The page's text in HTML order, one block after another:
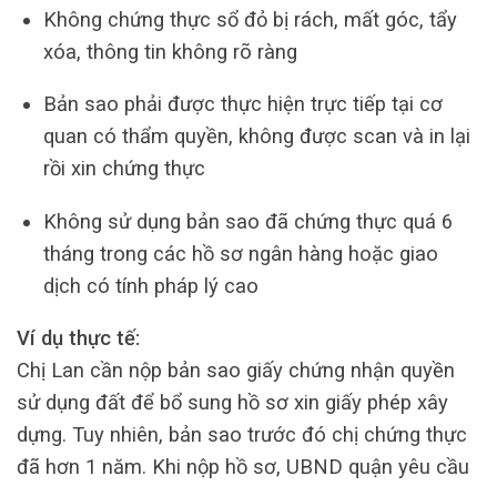
Không chứng thực sổ đỏ bị rách, mất góc, tẩy
xóa, thông tin không rõ ràng
Bản sao phải được thực hiện trực tiếp tại cơ
quan có thẩm quyền, không được scan và in lại
rồi xin chứng thực
Không sử dụng bản sao đã chứng thực quá 6
tháng trong các hồ sơ ngân hàng hoặc giao
dịch có tính pháp lý cao
Ví dụ thực tế:
Chị Lan cần nộp bản sao giấy chứng nhận quyền
sử dụng đất để bổ sung hồ sơ xin giấy phép xây
dựng. Tuy nhiên, bản sao trước đó chị chứng thực
đã hơn 1 năm. Khi nộp hồ sơ, UBND quận yêu cầu